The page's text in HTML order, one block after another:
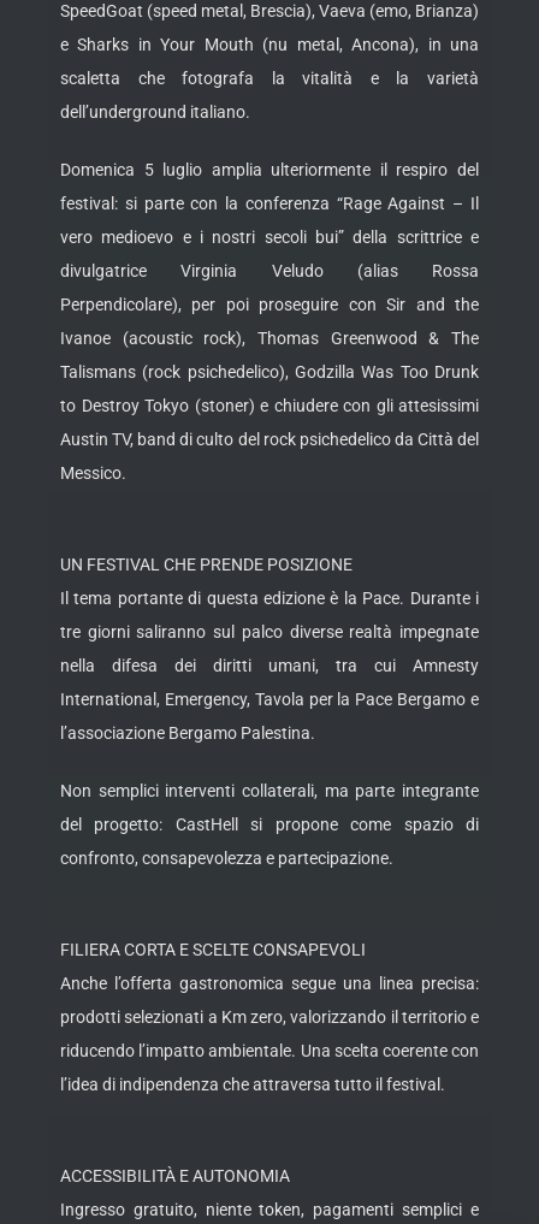
SpeedGoat (speed metal, Brescia), Vaeva (emo, Brianza)
e Sharks in Your Mouth (nu metal, Ancona), in una
scaletta che fotografa la vitalità e la varietà
dell’underground italiano.
Domenica 5 luglio amplia ulteriormente il respiro del
festival: si parte con la conferenza “Rage Against – Il
vero medioevo e i nostri secoli bui” della scrittrice e
divulgatrice Virginia Veludo (alias Rossa
Perpendicolare), per poi proseguire con Sir and the
Ivanoe (acoustic rock), Thomas Greenwood & The
Talismans (rock psichedelico), Godzilla Was Too Drunk
to Destroy Tokyo (stoner) e chiudere con gli attesissimi
Austin TV, band di culto del rock psichedelico da Città del
Messico.
UN FESTIVAL CHE PRENDE POSIZIONE
Il tema portante di questa edizione è la Pace. Durante i
tre giorni saliranno sul palco diverse realtà impegnate
nella difesa dei diritti umani, tra cui Amnesty
International, Emergency, Tavola per la Pace Bergamo e
l’associazione Bergamo Palestina.
Non semplici interventi collaterali, ma parte integrante
del progetto: CastHell si propone come spazio di
confronto, consapevolezza e partecipazione.
FILIERA CORTA E SCELTE CONSAPEVOLI
Anche l’offerta gastronomica segue una linea precisa:
prodotti selezionati a Km zero, valorizzando il territorio e
riducendo l’impatto ambientale. Una scelta coerente con
l’idea di indipendenza che attraversa tutto il festival.
ACCESSIBILITÀ E AUTONOMIA
Ingresso gratuito, niente token, pagamenti semplici e